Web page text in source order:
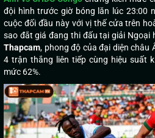
đội hình trước giờ bóng lăn lúc 23:00
cuộc đối đầu này với vị thế cửa trên
sao đắt giá đang thi đấu tại giải Ngoại
Thapcam, phong độ của đại diện châu
4 trận thắng liên tiếp cùng hiệu suất
mức 62%.